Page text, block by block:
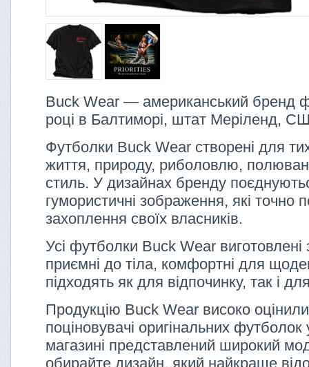
Buck Wear — американський бренд
році в Балтиморі, штат Меріленд,
Футболки Buck Wear створені для
життя, природу, риболовлю,
стиль. У дизайнах бренду
гумористичні зображення, які точно
захоплення своїх власників.
Усі футболки Buck Wear
приємні до тіла, комфортні для
підходять як для відпочинку, так і
Продукцію Buck Wear високо
поціновувачі оригінальних
магазині представлений широкий
обирайте дизайн, який найкраще